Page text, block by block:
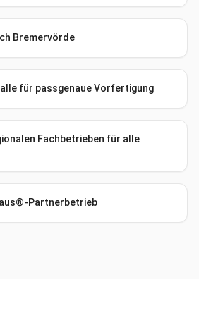
Bremervörde
für passgenaue Vorfertigung
Fachbetrieben für alle
Partnerbetrieb